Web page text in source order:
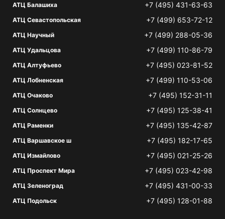
АТЦ Балашиха +7 (495) 431-63-63
АТЦ Севастопольская +7 (499) 653-72-12
АТЦ Научный +7 (499) 288-05-36
АТЦ Удальцова +7 (499) 110-86-79
АТЦ Алтуфьево +7 (495) 023-81-52
АТЦ Лобненская +7 (499) 110-53-06
АТЦ Очаково +7 (495) 152-31-11
АТЦ Солнцево +7 (495) 125-38-41
АТЦ Раменки +7 (495) 135-42-87
АТЦ Варшавское ш +7 (495) 182-17-65
АТЦ Измайлово +7 (495) 021-25-26
АТЦ Проспект Мира +7 (495) 023-42-98
АТЦ Зеленоград +7 (495) 431-00-33
АТЦ Подольск +7 (495) 128-01-88